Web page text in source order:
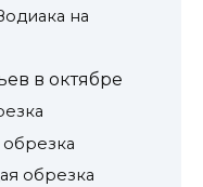
на
в октябре
обрезка